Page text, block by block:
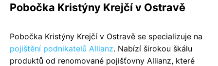
Pobočka Kristýny Krejčí v Ostravě
Pobočka Kristýny Krejčí v Ostravě se specializuje na
pojištění podnikatelů Allianz. Nabízí širokou škálu
produktů od renomované pojišťovny Allianz, které